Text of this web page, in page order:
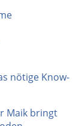
nötige Know-
Maik bringt